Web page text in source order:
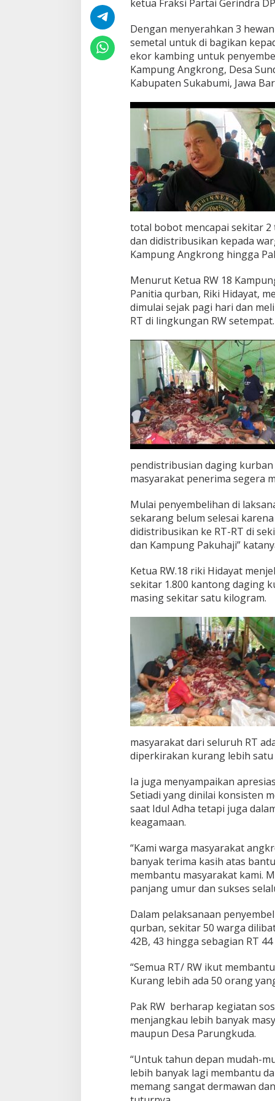
ketua Fraksi Partai Gerindra
Dengan menyerahkan 3
semetal untuk di bagikan
ekor kambing untuk
Kampung Angkrong, Desa
Kabupaten Sukabumi, Jawa
total bobot mencapai sekitar
dan didistribusikan kepada
Kampung Angkrong hingga
Menurut Ketua RW 18
Panitia qurban, Riki Hidayat,
dimulai sejak pagi hari dan
RT di lingkungan RW setempat.
pendistribusian daging
masyarakat penerima segera
Mulai penyembelihan di
sekarang belum selesai
didistribusikan ke RT-RT di
dan Kampung Pakuhaji”
Ketua RW.18 riki Hidayat
sekitar 1.800 kantong daging
masing sekitar satu kilogram.
masyarakat dari seluruh RT
diperkirakan kurang lebih satu
Ia juga menyampaikan
Setiadi yang dinilai konsisten
saat Idul Adha tetapi juga
keagamaan.
“Kami warga masyarakat
banyak terima kasih atas
membantu masyarakat kami.
panjang umur dan sukses
Dalam pelaksanaan
qurban, sekitar 50 warga
42B, 43 hingga sebagian RT 44
“Semua RT/ RW ikut
Kurang lebih ada 50 orang
Pak RW berharap kegiatan
menjangkau lebih banyak
maupun Desa Parungkuda.
“Untuk tahun depan mudah-
lebih banyak lagi membantu
memang sangat dermawan